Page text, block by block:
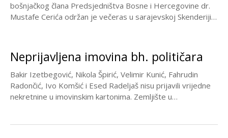
bošnjačkog člana Predsjedništva Bosne i Hercegovine dr.
Mustafe Cerića održan je večeras u sarajevskoj Skenderiji.
Neprijavljena imovina bh. političara
Bakir Izetbegović, Nikola Špirić, Velimir Kunić, Fahrudin
Radončić, Ivo Komšić i Esed Radeljaš nisu prijavili vrijedne
nekretnine u imovinskim kartonima. Zemljište u